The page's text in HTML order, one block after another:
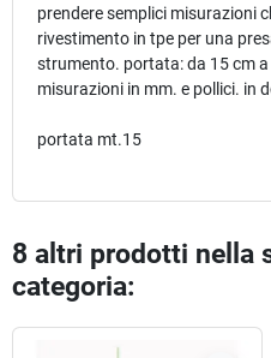
prendere semplici misurazioni
rivestimento in tpe per una
strumento. portata: da 15 cm
misurazioni in mm. e pollici. in
portata mt.15
8 altri prodotti nella
categoria: